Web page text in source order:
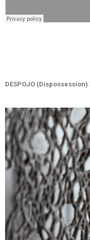
DESPOJO (Dispossession)